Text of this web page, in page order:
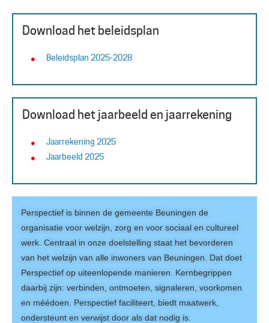
Download het beleidsplan
Beleidsplan 2025-2028
Download het jaarbeeld en jaarrekening
Jaarrekening 2025
Jaarbeeld 2025
Perspectief is binnen de gemeente Beuningen de
organisatie voor welzijn, zorg en voor sociaal en cultureel
werk. Centraal in onze doelstelling staat het bevorderen
van het welzijn van alle inwoners van Beuningen. Dat doet
Perspectief op uiteenlopende manieren. Kernbegrippen
daarbij zijn: verbinden, ontmoeten, signaleren, voorkomen
en méédoen. Perspectief faciliteert, biedt maatwerk,
ondersteunt en verwijst door als dat nodig is.